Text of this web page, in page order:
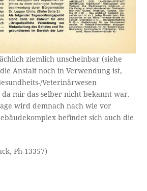
ziemlich unscheinbar (siehe
Anstalt noch in Verwendung ist,
Veterinärwesen
da mir das selber nicht bekannt war.
wird demnach nach wie vor
befindet sich auch die
Ph-13357)